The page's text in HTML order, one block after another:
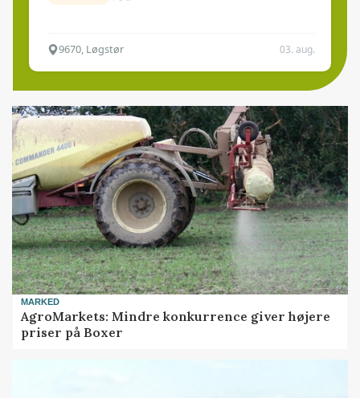
9670, Løgstør 03. aug.
MARKED
AgroMarkets: Mindre konkurrence giver højere
priser på Boxer